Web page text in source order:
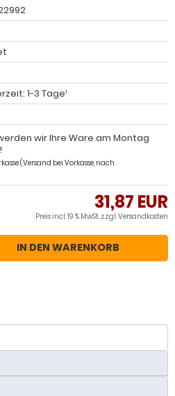
1-3 Tage¹
wir Ihre Ware am Montag
(Versand bei Vorkasse, nach
31,87 EUR
Preis incl. 19 % MwSt. zzgl.Versandkosten
IN DEN WARENKORB